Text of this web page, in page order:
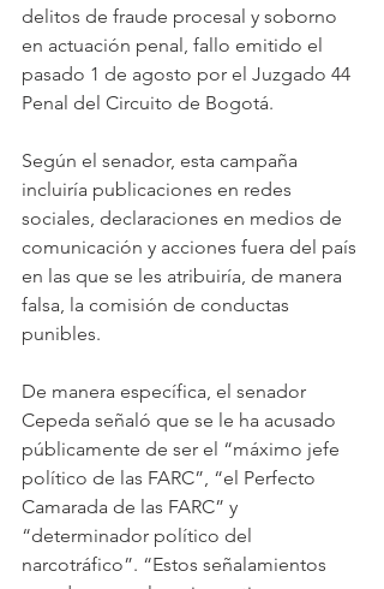
delitos de fraude procesal y soborno
en actuación penal, fallo emitido el
pasado 1 de agosto por el Juzgado 44
Penal del Circuito de Bogotá.
Según el senador, esta campaña
incluiría publicaciones en redes
sociales, declaraciones en medios de
comunicación y acciones fuera del país
en las que se les atribuiría, de manera
falsa, la comisión de conductas
punibles.
De manera específica, el senador
Cepeda señaló que se le ha acusado
públicamente de ser el “máximo jefe
político de las FARC”, “el Perfecto
Camarada de las FARC” y
“determinador político del
narcotráfico”. “Estos señalamientos